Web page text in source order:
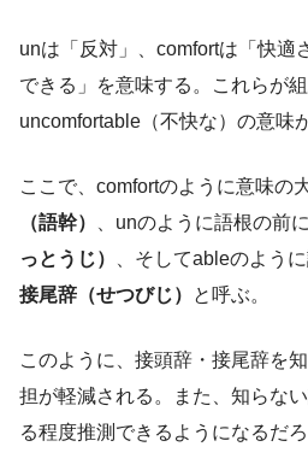
unは「反対」、comfortは「快適
できる」を意味する。これらが
uncomfortable（不快な）の意味
ここで、comfortのように意味の
（語幹）
、unのように語根の前
っとうじ）
、そしてableのよう
接尾辞（せつびじ）
と呼ぶ。
このように、接頭辞・接尾辞を
担が軽減される。また、知らな
る程度推測できるようになるだろ